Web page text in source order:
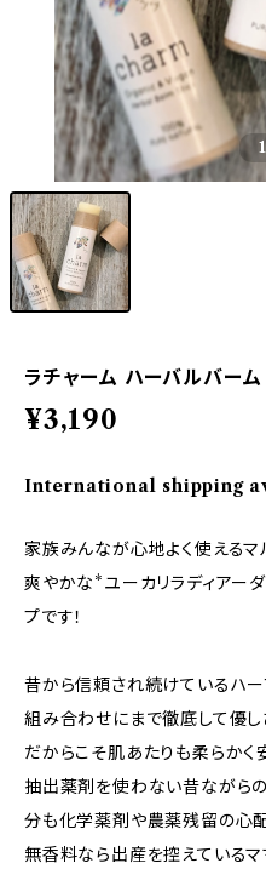
1
ラチャーム ハーバルバーム
¥3,190
International shipping
家族みんなが心地よく使えるマ
爽やかな*ユーカリラディアー
プです！
昔から信頼され続けているハー
組み合わせにまで徹底して優し
だからこそ肌あたりも柔らかく
抽出薬剤を使わない昔ながら
分も化学薬剤や農薬残留の心配
無香料なら出産を控えているマ